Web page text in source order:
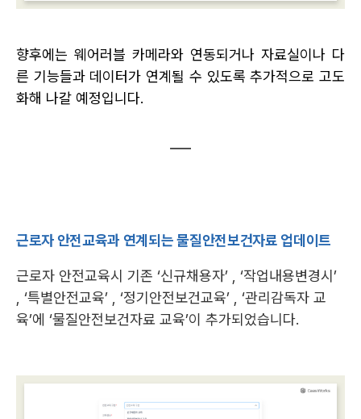
향후에는 웨어러블 카메라와 연동되거나 자료실이나 다
른 기능들과 데이터가 연계될 수 있도록 추가적으로 고도
화해 나갈 예정입니다.
근로자 안전교육과 연계되는 물질안전보건자료 업데이트
근로자 안전교육시 기존 ‘신규채용자’ , ‘작업내용변경시’
, ‘특별안전교육’ , ‘정기안전보건교육’ , ‘관리감독자 교
육’에 ‘물질안전보건자료 교육’이 추가되었습니다.